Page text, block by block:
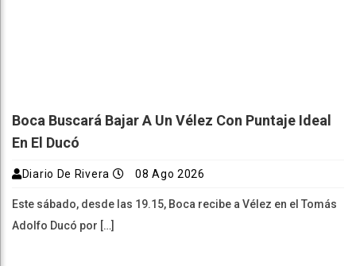
Boca Buscará Bajar A Un Vélez Con Puntaje Ideal
En El Ducó
Diario De Rivera 08 Ago 2026
Este sábado, desde las 19.15, Boca recibe a Vélez en el Tomás
Adolfo Ducó por […]